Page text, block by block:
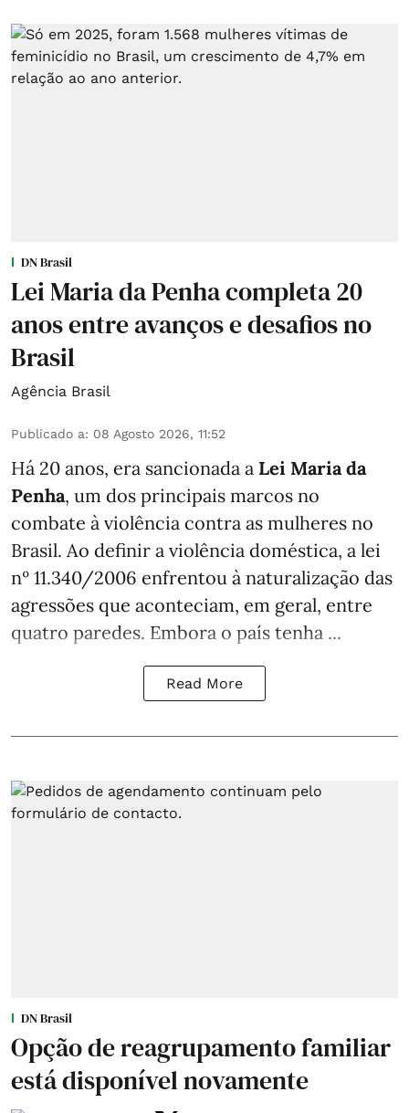
DN Brasil
Lei Maria da Penha completa 20
anos entre avanços e desafios no
Brasil
Agência Brasil
Publicado a: 08 Agosto 2026, 11:52
Há 20 anos, era sancionada a Lei Maria da
Penha, um dos principais marcos no
combate à violência contra as mulheres no
Brasil. Ao definir a violência doméstica, a lei
nº 11.340/2006 enfrentou à naturalização das
agressões que aconteciam, em geral, entre
quatro paredes. Embora o país tenha ...
Read More
DN Brasil
Opção de reagrupamento familiar
está disponível novamente